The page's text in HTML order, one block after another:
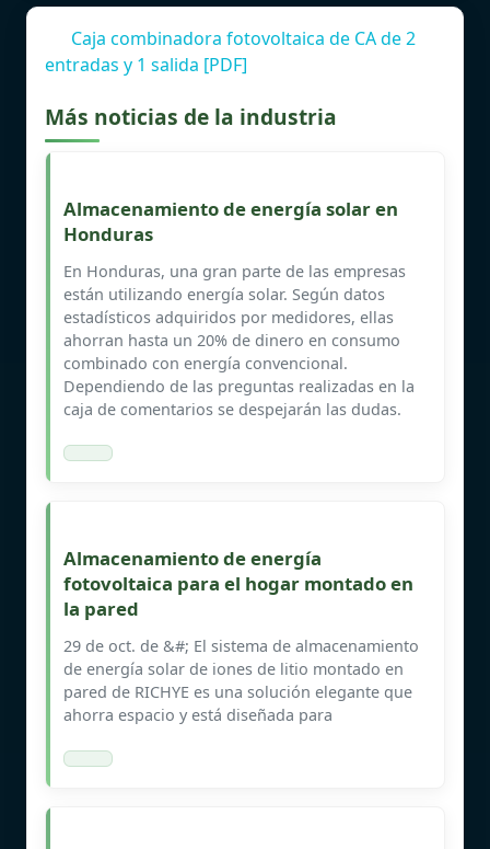
Caja combinadora fotovoltaica de CA de 2
entradas y 1 salida [PDF]
Más noticias de la industria
Almacenamiento de energía solar en
Honduras
En Honduras, una gran parte de las empresas
están utilizando energía solar. Según datos
estadísticos adquiridos por medidores, ellas
ahorran hasta un 20% de dinero en consumo
combinado con energía convencional.
Dependiendo de las preguntas realizadas en la
caja de comentarios se despejarán las dudas.
Almacenamiento de energía
fotovoltaica para el hogar montado en
la pared
29 de oct. de &#; El sistema de almacenamiento
de energía solar de iones de litio montado en
pared de RICHYE es una solución elegante que
ahorra espacio y está diseñada para